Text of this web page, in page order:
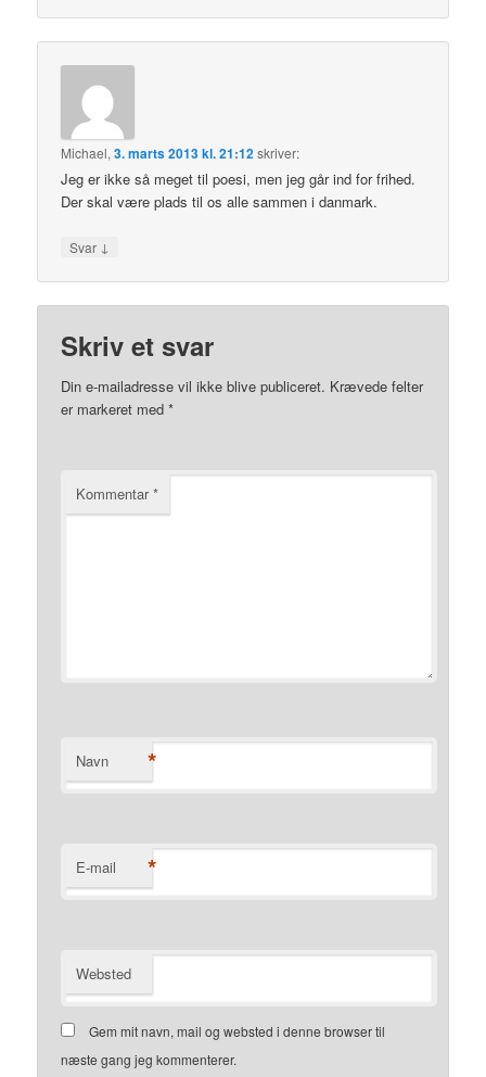
Michael,3. marts 2013 kl. 21:12skriver:
Jeg er ikke så meget til poesi, men jeg går ind for frihed.
Der skal være plads til os alle sammen i danmark.
Svar ↓
Skriv et svar
Din e-mailadresse vil ikke blive publiceret. Krævede felter
er markeret med*
Kommentar*
Navn *
E-mail *
Websted
Gem mit navn, mail og websted i denne browser til
næste gang jeg kommenterer.